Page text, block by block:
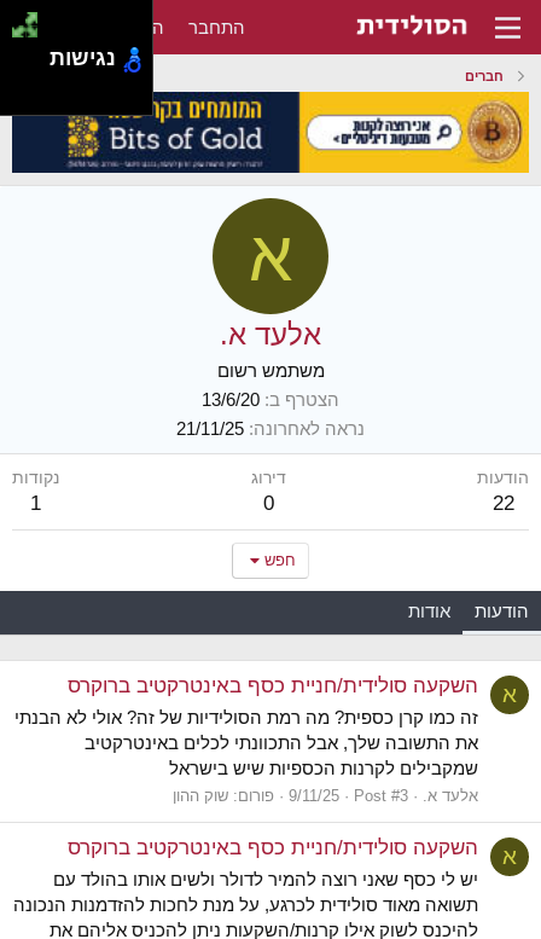
התחבר הירשם
חברים
א
אלעד א.
משתמש רשום
הצטרף ב 13/6/20
נראה לאחרונה 21/11/25
הודעות
22
דירוג
0
נקודות
1
חפש
הודעות אודות
א השקעה סולידית/חניית כסף באינטרקטיב ברוקרס
זה כמו קרן כספית? מה רמת הסולידיות של זה? אולי לא הבנתי
את התשובה שלך, אבל התכוונתי לכלים באינטרקטיב
שמקבילים לקרנות הכספיות שיש בישראל
אלעד א. Post #3
9/11/25 פורום: שוק ההון
א השקעה סולידית/חניית כסף באינטרקטיב ברוקרס
יש לי כסף שאני רוצה להמיר לדולר ולשים אותו בהולד עם
תשואה מאוד סולידית לכרגע, על מנת לחכות להזדמנות הנכונה
להיכנס לשוק אילו קרנות/השקעות ניתן להכניס אליהם את
נגישות